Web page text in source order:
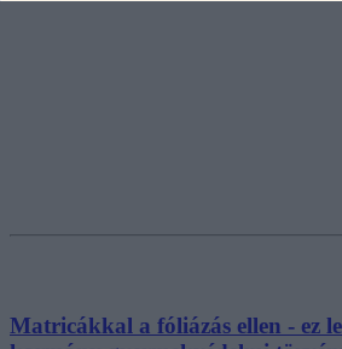
Matricákkal a fóliázás ellen - ez